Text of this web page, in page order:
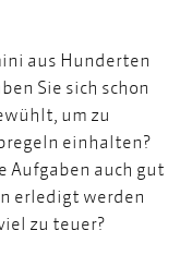
aus Hunderten
Sie sich schon
um zu
einhalten?
Aufgaben auch gut
erledigt werden
zu teuer?